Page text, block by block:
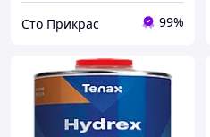
Сто Прикрас 99%